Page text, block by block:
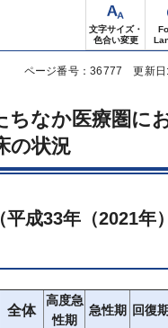
文字サイズ・
色合い変更
ページ番号：36777 更新
ちなか医療圏に
の状況
平成33年（2021年
全体
高度急
性期
急性期 回復期